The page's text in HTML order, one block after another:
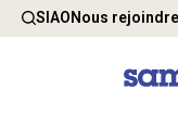
SIAONous rejoindre